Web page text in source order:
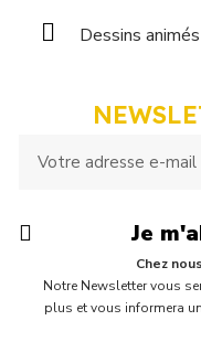
Dessins animés
Je
Chez
Notre Newsletter vous
plus et vous informera